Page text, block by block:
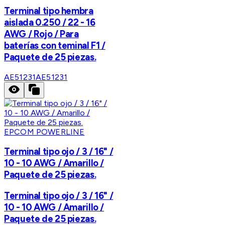
Terminal tipo hembra
aislada 0.250 / 22 - 16
AWG / Rojo / Para
baterías con teminal F1 /
Paquete de 25 piezas.
AE51231AE51231
EPCOM POWERLINE
Terminal tipo ojo / 3 / 16" /
10 - 10 AWG / Amarillo /
Paquete de 25 piezas.
Terminal tipo ojo / 3 / 16" /
10 - 10 AWG / Amarillo /
Paquete de 25 piezas.